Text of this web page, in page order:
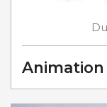
Du
Animation